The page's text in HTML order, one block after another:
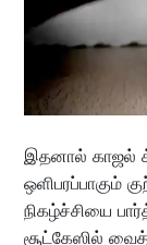
இதனால் காஜல்
ஒளிபரப்பாகும்
நிகழ்ச்சியை
சூட்கேஸில்